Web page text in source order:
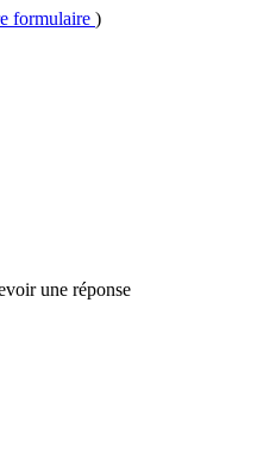
formulaire )
une réponse